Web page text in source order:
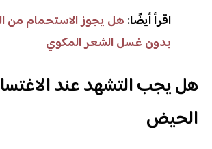
اقرأ أيضًا: هل يجوز الاستحمام من
بدون غسل الشعر المكوي
هل يجب التشهد عند
الحيض